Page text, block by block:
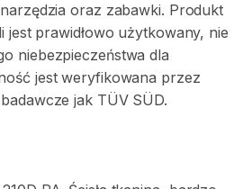
narzędzia oraz zabawki. Produkt
jest prawidłowo użytkowany​,​ nie
niebezpieczeństwa dla
jest weryfikowana przez
badawcze jak TÜV SÜD.